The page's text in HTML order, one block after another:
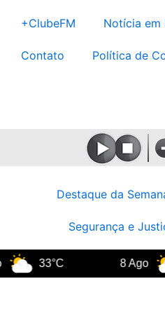
para
conteúdo
+ClubeFM Notícia em
Contato Política de
Destaque da
Segurança e
33°C